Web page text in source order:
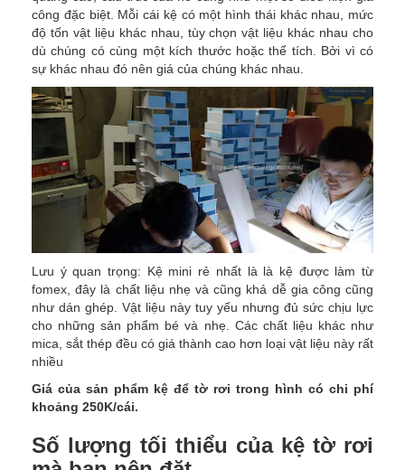
công đặc biệt. Mỗi cái kệ có một hình thái khác nhau, mức
độ tốn vật liệu khác nhau, tùy chọn vật liệu khác nhau cho
dù chúng có cùng một kích thước hoặc thể tích. Bởi vì có
sự khác nhau đó nên giá của chúng khác nhau.
Lưu ý quan trọng: Kệ mini rẻ nhất là là kệ được làm từ
fomex, đây là chất liệu nhẹ và cũng khá dễ gia công cũng
như dán ghép. Vật liệu này tuy yếu nhưng đủ sức chịu lực
cho những sản phẩm bé và nhẹ. Các chất liệu khác như
mica, sắt thép đều có giá thành cao hơn loại vật liệu này rất
nhiều
Giá của sản phẩm kệ để tờ rơi trong hình có chi phí
khoảng 250K/cái.
Số lượng tối thiểu của kệ tờ rơi